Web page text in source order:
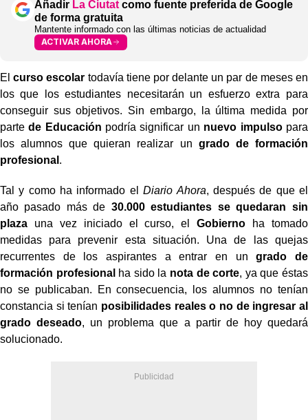
Añadir La Ciutat como fuente preferida de Google
de forma gratuita
Mantente informado con las últimas noticias de actualidad
ACTIVAR AHORA
Elcurso escolar todavía tiene por delante un par de meses en
los que los estudiantes necesitarán un esfuerzo extra para
conseguir sus objetivos. Sin embargo, la última medida por
partede Educación podría significar un nuevo impulsopara
los alumnos que quieran realizar un grado de formación
profesional .
Tal y como ha informado elDiario Ahora, después de que el
año pasado más de 30.000 estudiantes se quedaran sin
plaza una vez iniciado el curso, elGobierno ha tomado
medidas para prevenir esta situación. Una de las quejas
recurrentes de los aspirantes a entrar en ungrado de
formación profesional ha sido la nota de corte, ya que éstas
no se publicaban. En consecuencia, los alumnos no tenían
constancia si tenían posibilidades reales o no de ingresar al
grado deseado, un problema que a partir de hoy quedará
solucionado.